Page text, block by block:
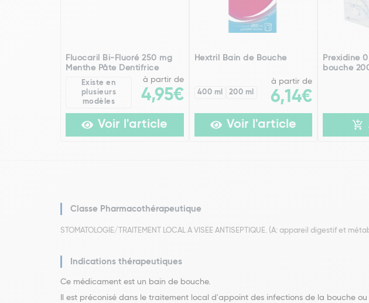
Fluocaril Bi-Fluoré 250 mg
Menthe Pâte Dentifrice
Existe en
plusieurs
modèles
à partir de
4,95€
Voir l'article
Hextril Bain de Bouche
400 ml 200 ml
à partir de
6,14€
Voir l'article
Prexidine
bouche
Classe Pharmacothérapeutique
STOMATOLOGIE/TRAITEMENT LOCAL A VISEE ANTISEPTIQUE. (A: appareil digestif et
Indications thérapeutiques
Ce médicament est un bain de bouche.
Il est préconisé dans le traitement local d'appoint des infections de la bouche